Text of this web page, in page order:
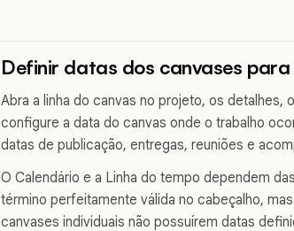
Definir datas dos canvases
Abra a linha do canvas no projeto, os
configure a data do canvas onde o trabalho
datas de publicação, entregas, reuniões e
O Calendário e a Linha do tempo dependem
término perfeitamente válida no cabeçalho,
canvases individuais não possuírem datas